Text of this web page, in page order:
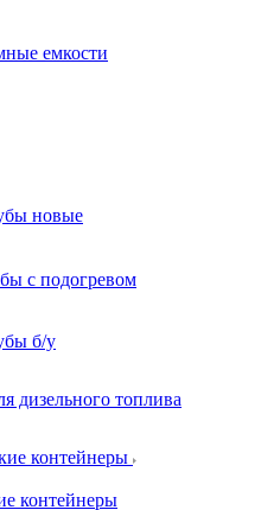
емкости
новые
с подогревом
б/у
дизельного топлива
контейнеры
контейнеры